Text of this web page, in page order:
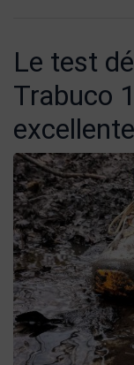
Le test
Trabuco